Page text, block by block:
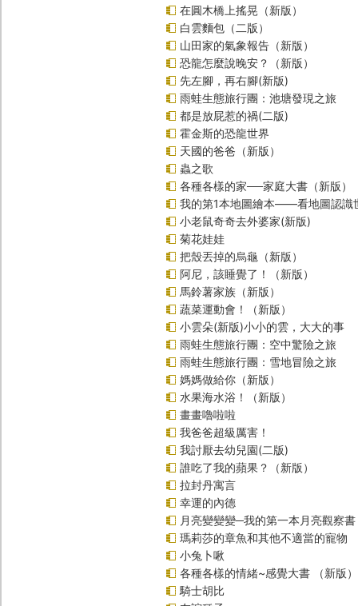
在圓木橋上搖晃（新版）
白雲麵包（二版）
山田家的氣象報告（新版）
恐龍怎麼說晚安？（新版）
先左腳，再右腳(新版)
雨蛙生態旅行團：池塘發現之旅
都是放屁惹的禍(二版)
霍金斯的恐龍世界
天國的爸爸（新版）
蟲之歌
各種各樣的家──家庭大書（新版）
我的第1本地圖繪本――看地圖認識
小老鼠奇奇去外婆家(新版)
菊花娃娃
把殼丟掉的烏龜（新版）
阿尼，該睡覺了！（新版）
馬鈴薯家族（新版）
蔬菜運動會！（新版）
小雲朵(新版)小小的雲，大大的事
雨蛙生態旅行團：空中驚險之旅
雨蛙生態旅行團：雪地冒險之旅
媽媽做給你（新版）
水果海水浴！（新版）
畫畫嚕啦啦
我爸爸超級厲害！
我討厭去幼兒園(二版)
誰吃了我的蘋果？（新版）
拉封丹寓言
幸運的內德
月亮變變變─我的第一本月亮觀察書
瑪莉莎的章魚和其他不適當的寵物
小兔卜啾
各種各樣的情緒~感覺大書 （新版）
騎士胡比